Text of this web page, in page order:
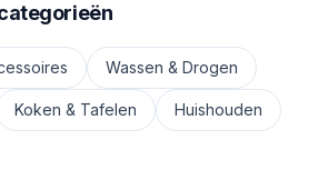
Wassen & Drogen
Koken & Tafelen Huishouden